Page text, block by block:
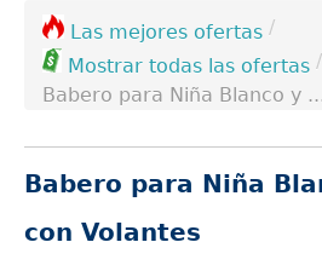
Las mejores ofertas /
Mostrar todas las ofertas /
Babero para Niña Blanco y
Babero para Niña
con Volantes